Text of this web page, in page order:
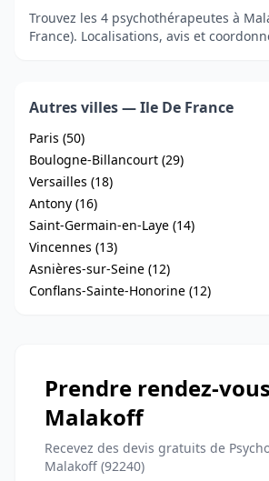
Trouvez les 4 psychothérapeutes à
France). Localisations, avis et
Autres villes — Ile De France
Paris (50)
Boulogne-Billancourt (29)
Versailles (18)
Antony (16)
Saint-Germain-en-Laye (14)
Vincennes (13)
Asnières-sur-Seine (12)
Conflans-Sainte-Honorine (12)
Prendre rendez-
Malakoff
Recevez des devis gratuits de
Malakoff (92240)